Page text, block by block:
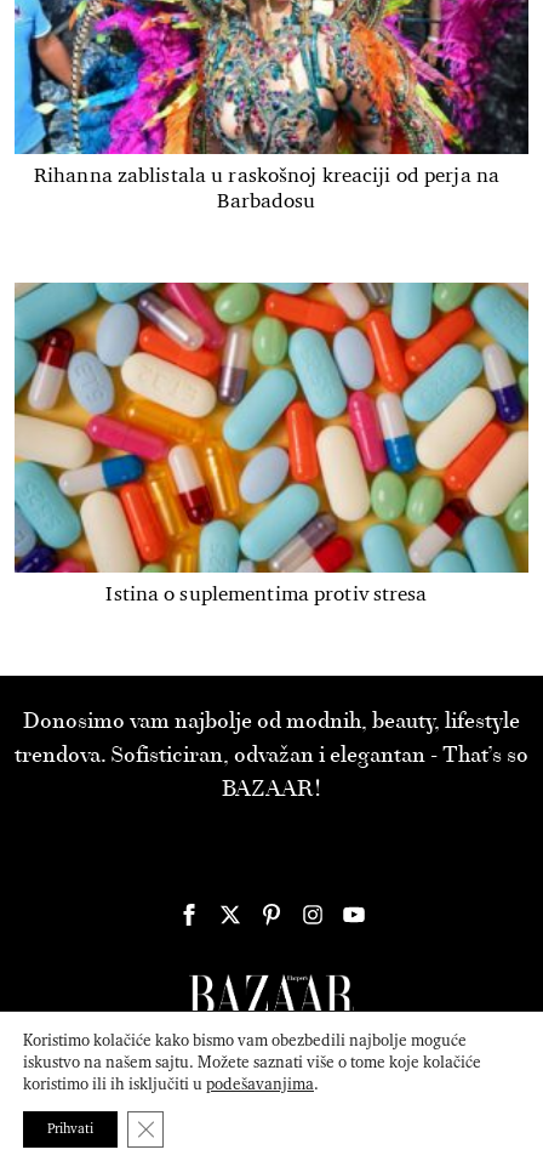
Rihanna zablistala u raskošnoj kreaciji od perja na
Barbadosu
Istina o suplementima protiv stresa
Donosimo vam najbolje od modnih, beauty, lifestyle
trendova. Sofisticiran, odvažan i elegantan - That’s so
BAZAAR!
© 2026ATTICA MEDIASerbia, Inc. All Rights Reserved.
Koristimo kolačiće kako bismo vam obezbedili najbolje moguće
iskustvo na našem sajtu. Možete saznati više o tome koje kolačiće
koristimo ili ih isključiti upodešavanjima.
Prihvati Close GDPR Cookie Banner